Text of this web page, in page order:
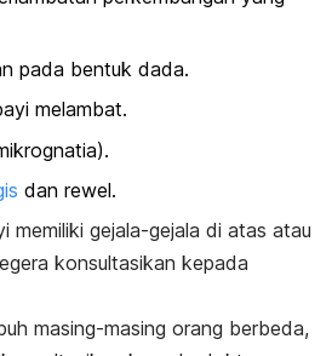
pada bentuk dada.
melambat.
dan rewel.
memiliki gejala-gejala di atas atau
konsultasikan kepada
masing-masing orang berbeda,